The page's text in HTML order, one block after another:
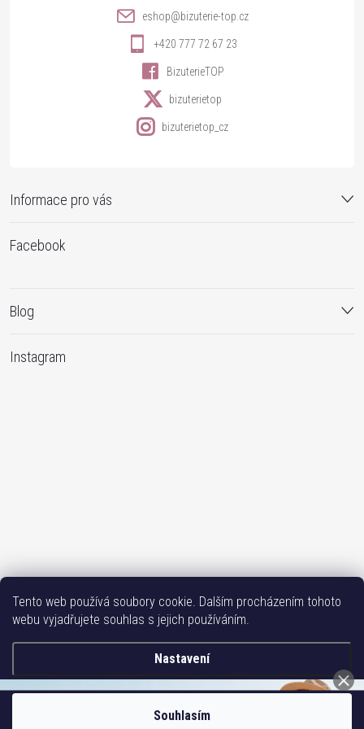
Tento web používá soubory cookie. Dalším procházením tohoto
webu vyjadřujete souhlas s jejich používáním.
Nastavení
Souhlasím
Informace pro vás
eshop@bizuterie-top.cz
+420 777 72 67 23
BizuterieTOP
bizuterietop
bizuterietop_cz
Facebook
Blog
Instagram
Copyright 2017-2026Bižuterie TOP CZ. Všechna práva vyhrazena.